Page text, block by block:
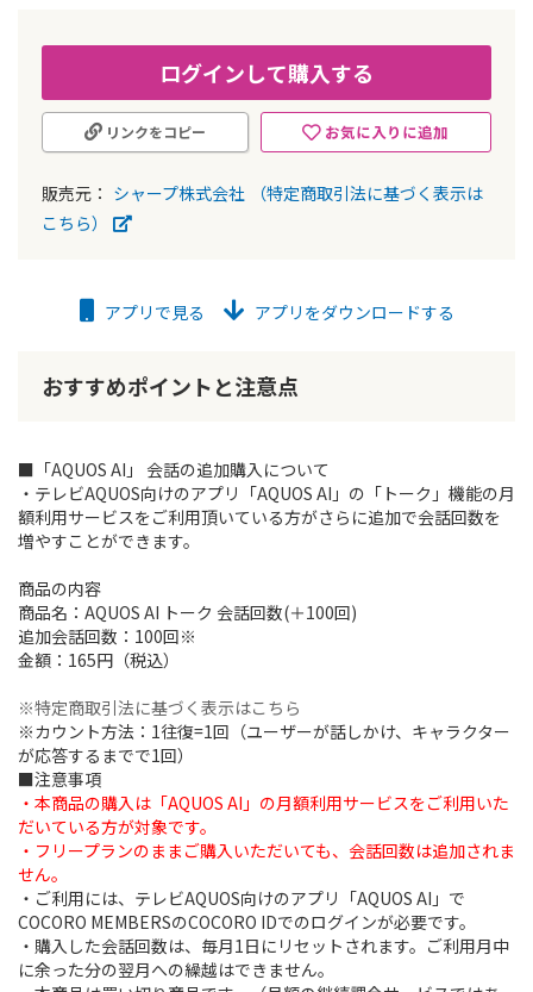
ログインして購入する
お気に入りに追加
リンクをコピー
販売元： シャープ株式会社
（特定商取引法に基づく表示は
こちら）
に
す
アプリで見る アプリをダウンロードする
おすすめポイントと注意点
■「AQUOS AI」 会話の追加購入について
・テレビAQUOS向けのアプリ「AQUOS AI」の「トーク」機能の月
額利用サービスをご利用頂いている方がさらに追加で会話回数を
増やすことができます。
商品の内容
商品名：AQUOS AI トーク 会話回数(＋100回)
追加会話回数：100回※
金額：165円（税込）
※特定商取引法に基づく表示はこちら
※カウント方法：1往復=1回（ユーザーが話しかけ、キャラクター
が応答するまでで1回）
■注意事項
・本商品の購入は「AQUOS AI」の月額利用サービスをご利用いた
だいている方が対象です。
・フリープランのままご購入いただいても、会話回数は追加されま
せん。
・ご利用には、テレビAQUOS向けのアプリ「AQUOS AI」で
COCORO MEMBERSのCOCORO IDでのログインが必要です。
・購入した会話回数は、毎月1日にリセットされます。ご利用月中
に余った分の翌月への繰越はできません。